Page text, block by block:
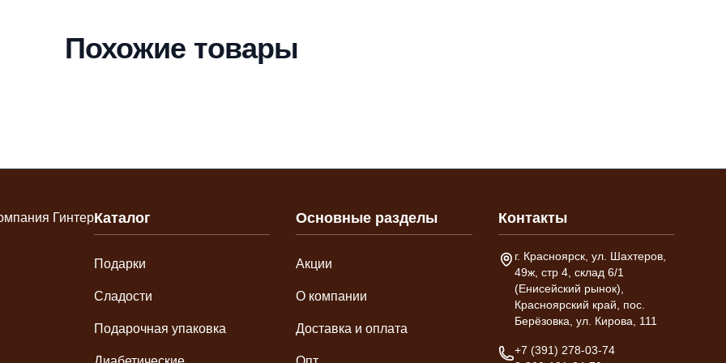
Похожие товары
Каталог
Подарки
Сладости
Подарочная упаковка
Основные разделы
Акции
О компании
Доставка и оплата
Контакты
Адрес склада
г. Красноярск, ул. Шахтеров,
49ж, стр 4, склад 6/1
(Енисейский рынок),
Красноярский край, пос.
Берёзовка, ул. Кирова, 111
Телефон
+7 (391) 278-03-74